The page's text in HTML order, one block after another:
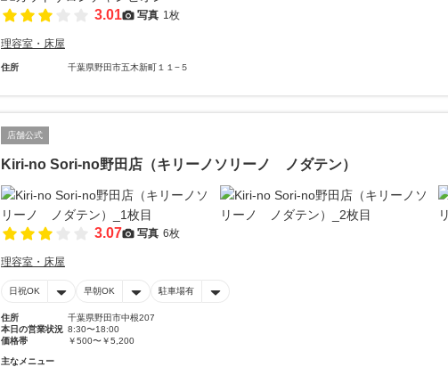
3.01 写真 1枚
理容室・床屋
住所 千葉県野田市五木新町１１−５
店舗公式
Kiri-no Sori-no野田店（キリーノソリーノ ノダテン）
3.07 写真 6枚
理容室・床屋
日祝OK 早朝OK 駐車場有
住所
千葉県野田市中根207
本日の営業状況 8:30〜18:00
価格帯
￥500〜￥5,200
主なメニュー